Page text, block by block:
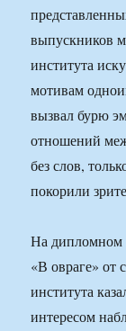
выпускников
института
мотивам
вызвал бурю
отношений
без слов,
покорили
На дипломном
«В овраге» от
института
интересом